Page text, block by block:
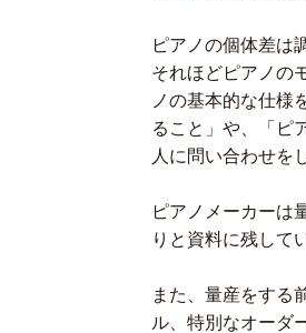
ピアノの個体差は
それほどピアノの
ノの基本的な仕様
ること」や、「ピ
人に問い合わせを
ピアノメーカーは
りと資料に残して
また、量産をする
ル、特別なオーダ